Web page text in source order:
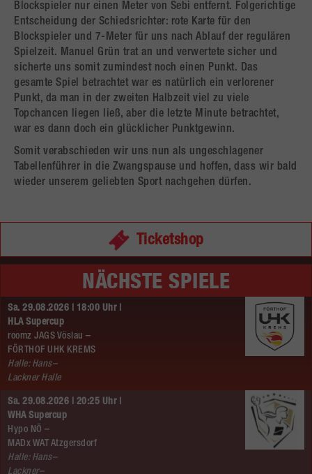
Blockspieler nur einen Meter von Sebi entfernt. Folgerichtige
Entscheidung der Schiedsrichter: rote Karte für den
Blockspieler und 7-Meter für uns nach Ablauf der regulären
Spielzeit. Manuel Grün trat an und verwertete sicher und
sicherte uns somit zumindest noch einen Punkt. Das
gesamte Spiel betrachtet war es natürlich ein verlorener
Punkt, da man in der zweiten Halbzeit viel zu viele
Topchancen liegen ließ, aber die letzte Minute betrachtet,
war es dann doch ein glücklicher Punktgewinn.
Somit verabschieden wir uns nun als ungeschlagener
Tabellenführer in die Zwangspause und hoffen, dass wir bald
wieder unserem geliebten Sport nachgehen dürfen.
Ticketshop
NÄCHSTE SPIELE
Sa. 29.08.2026 | 18:00 Uhr |
HLA Supercup
roomz JAGS Vöslau –
FÖRTHOF UHK KREMS
Halle: Hans–
Lackner Halle
Sa. 29.08.2026 | 20:25 Uhr |
WHA Supercup
Hypo NÖ –
MADx WAT Atzgersdorf
Halle: Hans–
Lackner–